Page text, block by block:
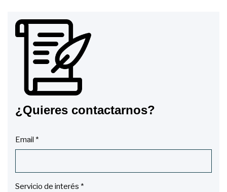
¿Quieres contactarnos?
Email *
Servicio de interés *